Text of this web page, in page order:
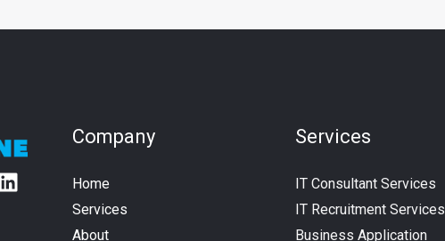
Company
Home
Services
About
Services
IT Consultant Services
IT Recruitment Services
Business Application